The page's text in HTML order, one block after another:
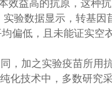
效益高的抗原，这种
验数据显示，转基因
偏低，且未能证实空
，加之实验疫苗所用
化技术中，多数研究